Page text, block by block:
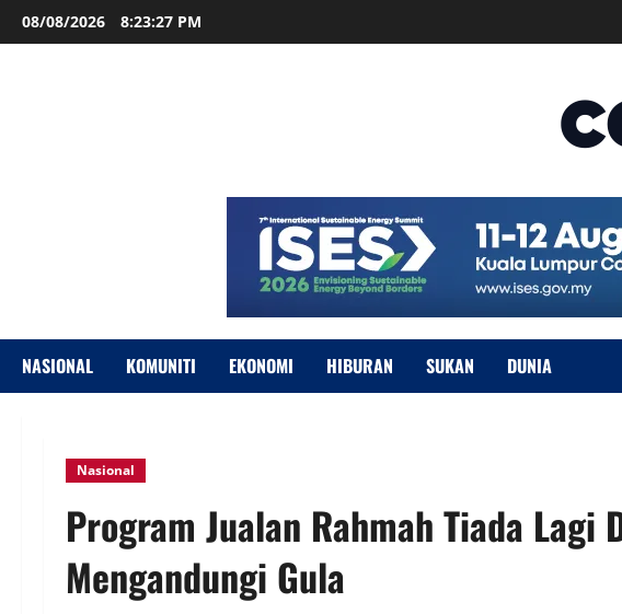
08/08/2026 8:23:28 PM
NASIONAL KOMUNITI EKONOMI HIBURAN SUKAN DUNIA
Nasional
Program Jualan Rahmah Tiada
Mengandungi Gula